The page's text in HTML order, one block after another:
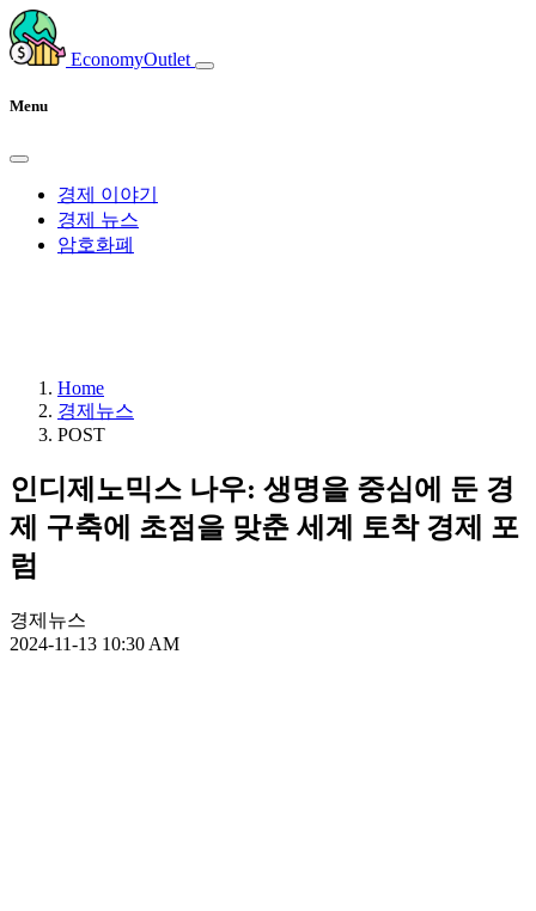
EconomyOutlet
Menu
경제 이야기
경제 뉴스
암호화폐
Home
경제뉴스
POST
인디제노믹스 나우: 생명을 중심에 둔 경
제 구축에 초점을 맞춘 세계 토착 경제 포
럼
경제뉴스
2024-11-13 10:30 AM